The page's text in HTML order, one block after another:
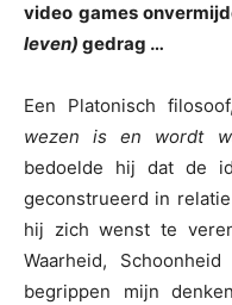
video games
leven) gedrag …
Een Platonisch
wezen is en wordt
bedoelde hij dat de
geconstrueerd in
hij zich wenst te
Waarheid,
begrippen mijn